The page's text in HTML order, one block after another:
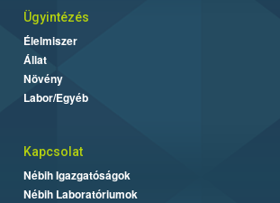
Ügyintézés
Élelmiszer
Állat
Növény
Labor/Egyéb
Kapcsolat
Nébih Igazgatóságok
Nébih Laboratóriumok